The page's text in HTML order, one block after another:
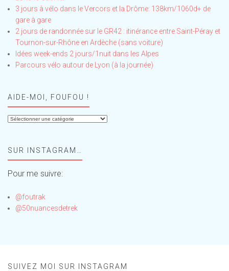
3 jours à vélo dans le Vercors et la Drôme: 138km/1060d+ de
gare à gare
2 jours de randonnée sur le GR42 : itinérance entre Saint-Péray et
Tournon-sur-Rhône en Ardèche (sans voiture)
Idées week-ends 2 jours/1nuit dans les Alpes
Parcours vélo autour de Lyon (à la journée)
AIDE-MOI, FOUFOU !
Aide-
!SUR INSTAGRAM…
Pour me suivre:
@foutrak
@50nuancesdetrek
SUIVEZ MOI SUR INSTAGRAM